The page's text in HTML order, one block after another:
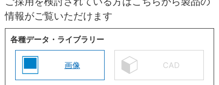
情報がご覧いただけます
各種データ・ライブラリー
画像 CAD